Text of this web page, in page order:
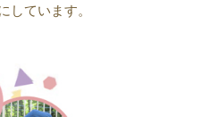
しています。